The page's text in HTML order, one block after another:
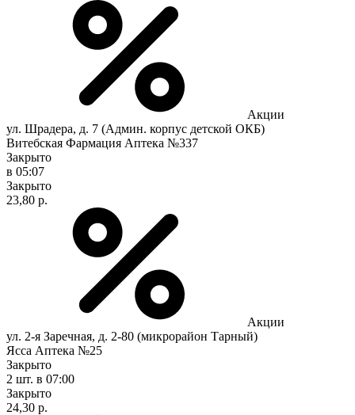
Акции
ул. Шрадера, д. 7 (Админ. корпус детской ОКБ)
Витебская Фармация Аптека №337
Закрыто
в 05:07
Закрыто
23,80 р.
Акции
ул. 2-я Заречная, д. 2-80 (микрорайон Тарный)
Ясса Аптека №25
Закрыто
2 шт. в 07:00
Закрыто
24,30 р.